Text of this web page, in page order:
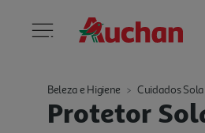
Beleza e Higiene Cuidados
Protetor